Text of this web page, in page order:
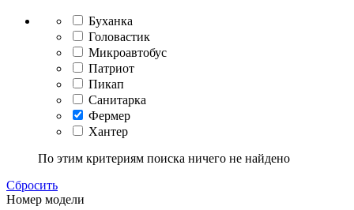
Буханка
Головастик
Микроавтобус
Патриот
Пикап
Санитарка
Фермер
Хантер
По этим критериям поиска ничего не найдено
Сбросить
Номер модели